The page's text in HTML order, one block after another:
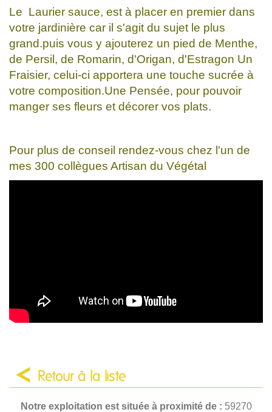
Le Laurier sauce, est à placer en premier dans
votre jardinière car il s'agit du sujet le plus
grand.puis vous y ajouterez un pied de Menthe,
de Persil, de Romarin, d'Origan, d'Estragon Un
Fraisier, celui-ci apportera une touche sucrée à
votre composition.Une Pensée, pour pouvoir
manger ses fleurs et décorer vos plats.
Pour plus de conseil rendez-vous chez l'un de
mes 300 collègues Artisan du Végétal
Retour à la liste
Notre exploitation est située à proximité de : 59270